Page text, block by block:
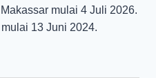
mulai 4 Juli 2026.
13 Juni 2024.